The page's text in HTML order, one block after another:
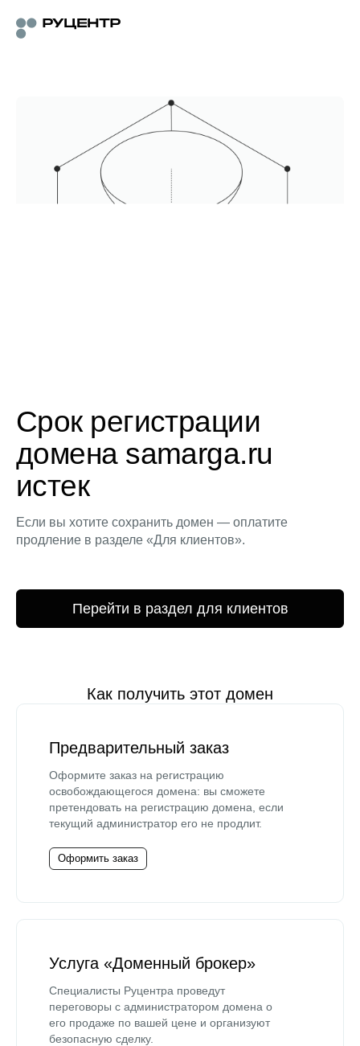
Срок регистрации
домена samarga.ru
истек
Если вы хотите сохранить домен — оплатите
продление в разделе «Для клиентов».
Перейти в раздел для клиентов
Как получить этот домен
Предварительный заказ
Оформите заказ на регистрацию
освобождающегося домена: вы сможете
претендовать на регистрацию домена, если
текущий администратор его не продлит.
Оформить заказ
Услуга «Доменный брокер»
Специалисты Руцентра проведут
переговоры с администратором домена о
его продаже по вашей цене и организуют
безопасную сделку.